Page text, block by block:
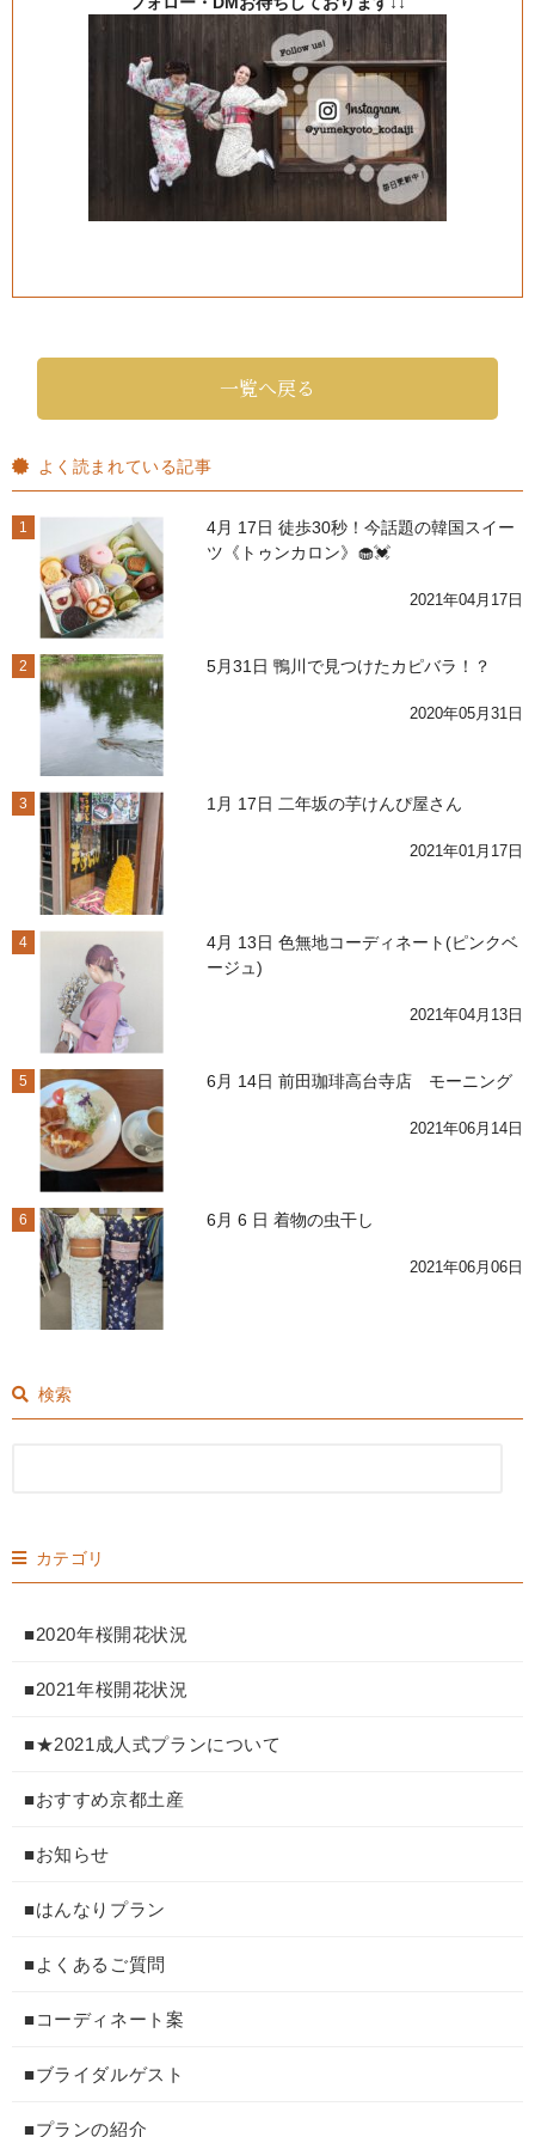
一覧へ戻る
よく読まれている記事
1
4月 17日 徒歩30秒！今話題の韓国スイー
ツ《トゥンカロン》🧁💓
2021年04月17日
2 5月31日 鴨川で見つけたカピバラ！？
2020年05月31日
3 1月 17日 二年坂の芋けんぴ屋さん
2021年01月17日
4
4月 13日 色無地コーディネート(ピンクベ
ージュ)
2021年04月13日
5 6月 14日 前田珈琲高台寺店 モーニング
2021年06月14日
6 6月 6 日 着物の虫干し
2021年06月06日
検索
カテゴリ
■2020年桜開花状況
■2021年桜開花状況
■★2021成人式プランについて
■おすすめ京都土産
■お知らせ
■はんなりプラン
■よくあるご質問
■コーディネート案
■ブライダルゲスト
■プランの紹介